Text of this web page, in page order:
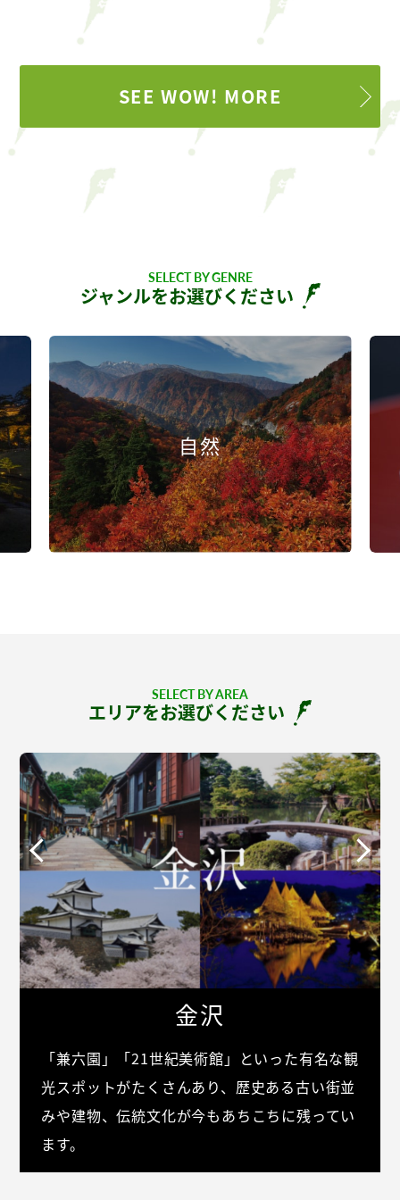
SEE WOW! MORE
SELECT BY GENRE
ジャンルをお選びください
自然
SELECT BY AREA
エリアをお選びください
金沢
「兼六園」「21世紀美術館」といった有名な観
光スポットがたくさんあり、歴史ある古い街並
みや建物、伝統文化が今もあちこちに残ってい
ます。